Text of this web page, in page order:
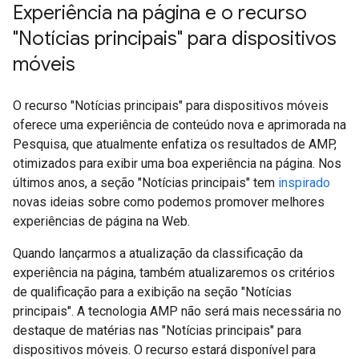
Experiência na página e o recurso
"Notícias principais" para dispositivos
móveis
O recurso "Notícias principais" para dispositivos móveis
oferece uma experiência de conteúdo nova e aprimorada na
Pesquisa, que atualmente enfatiza os resultados de AMP,
otimizados para exibir uma boa experiência na página. Nos
últimos anos, a seção "Notícias principais" tem inspirado
novas ideias sobre como podemos promover melhores
experiências de página na Web.
Quando lançarmos a atualização da classificação da
experiência na página, também atualizaremos os critérios
de qualificação para a exibição na seção "Notícias
principais". A tecnologia AMP não será mais necessária no
destaque de matérias nas "Notícias principais" para
dispositivos móveis. O recurso estará disponível para